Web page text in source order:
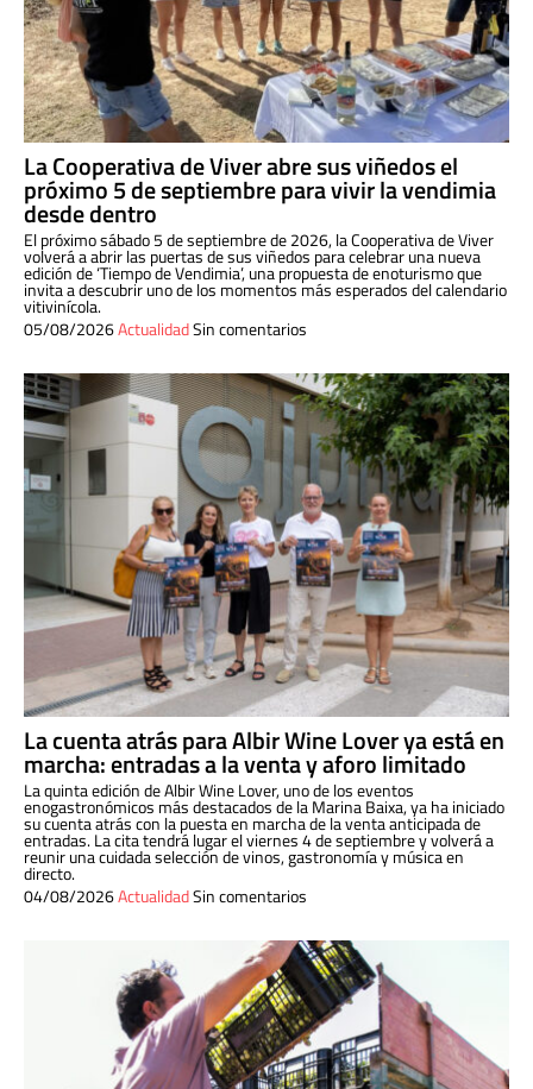
La Cooperativa de Viver abre sus viñedos el
próximo 5 de septiembre para vivir la vendimia
desde dentro
El próximo sábado 5 de septiembre de 2026, la Cooperativa de Viver
volverá a abrir las puertas de sus viñedos para celebrar una nueva
edición de ‘Tiempo de Vendimia’, una propuesta de enoturismo que
invita a descubrir uno de los momentos más esperados del calendario
vitivinícola.
05/08/2026ActualidadSin comentarios
La cuenta atrás para Albir Wine Lover ya está en
marcha: entradas a la venta y aforo limitado
La quinta edición de Albir Wine Lover, uno de los eventos
enogastronómicos más destacados de la Marina Baixa, ya ha iniciado
su cuenta atrás con la puesta en marcha de la venta anticipada de
entradas. La cita tendrá lugar el viernes 4 de septiembre y volverá a
reunir una cuidada selección de vinos, gastronomía y música en
directo.
04/08/2026ActualidadSin comentarios